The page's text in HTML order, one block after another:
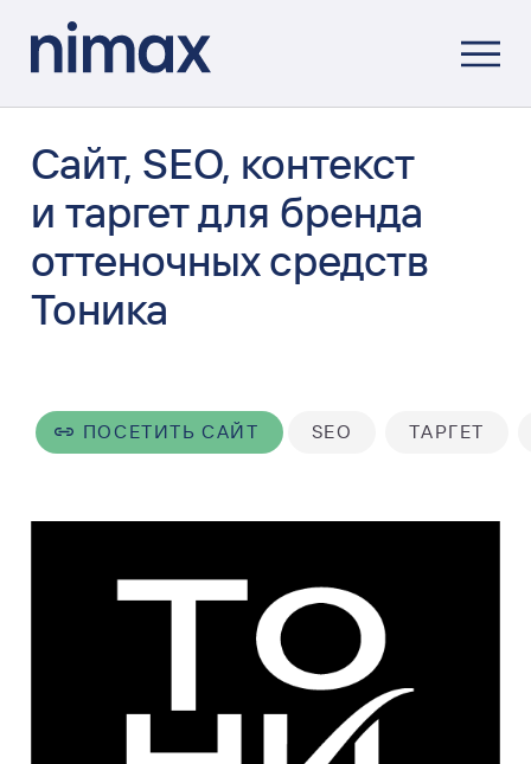
Сайт, SEO, контекст
и таргет для бренда
оттеночных средств
Тоника
ПОСЕТИТЬ САЙТ SEO ТАРГЕТ